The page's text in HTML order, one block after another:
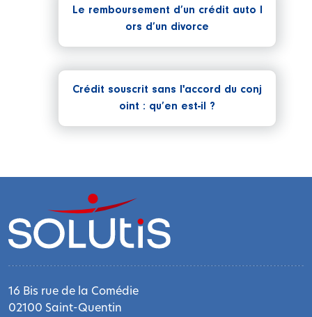
Le remboursement d’un crédit auto l
ors d’un divorce
Crédit souscrit sans l'accord du conj
oint : qu’en est-il ?
16 Bis rue de la Comédie
02100 Saint-Quentin